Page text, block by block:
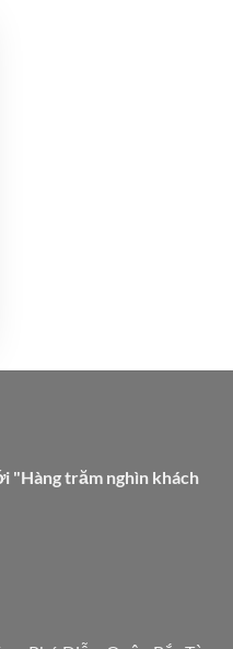
"Hàng trăm nghìn khách